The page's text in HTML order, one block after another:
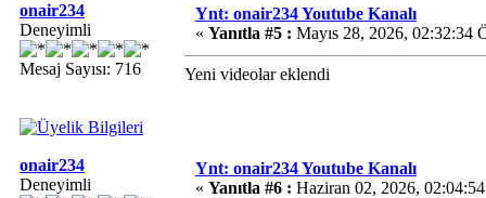
onair234
Deneyimli
Mesaj Sayısı: 716
Ynt: onair234 Youtube Kanalı
« Yanıtla #5 : Mayıs 28, 2026, 02:32:34
Yeni videolar eklendi
onair234
Deneyimli
Ynt: onair234 Youtube Kanalı
« Yanıtla #6 : Haziran 02, 2026,